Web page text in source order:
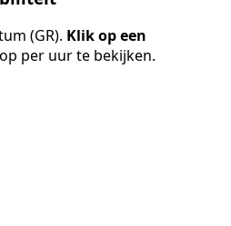
(GR). Klik op een
per uur te bekijken.